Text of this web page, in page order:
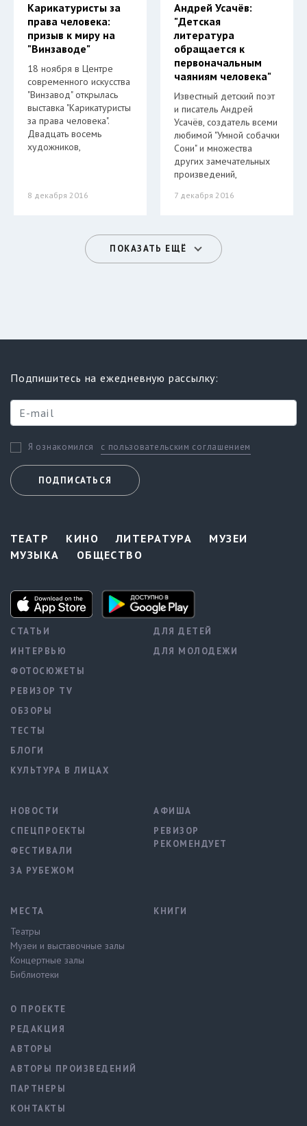
Карикатуристы за
права человека:
призыв к миру на
"Винзаводе"
18 ноября в Центре
современного искусства
"Винзавод" открылась
выставка "Карикатуристы
за права человека".
Двадцать восемь
художников,
8 декабря 2016
Андрей Усачёв:
"Детская
литература
обращается к
первоначальным
чаяниям человека"
Известный детский поэт
и писатель Андрей
Усачёв, создатель всеми
любимой "Умной собачки
Сони" и множества
других замечательных
произведений,
7 декабря 2016
ПОКАЗАТЬ ЕЩЁ
Подпишитесь на ежедневную рассылку:
Я ознакомился с пользовательским соглашением
ПОДПИСАТЬСЯ
ТЕАТР КИНО ЛИТЕРАТУРА
МУЗЕИ
МУЗЫКА
ОБЩЕСТВО
СТАТЬИ
ИНТЕРВЬЮ
ФОТОСЮЖЕТЫ
РЕВИЗОР TV
ОБЗОРЫ
ТЕСТЫ
БЛОГИ
КУЛЬТУРА В ЛИЦАХ
ДЛЯ ДЕТЕЙ
ДЛЯ МОЛОДЕЖИ
НОВОСТИ
СПЕЦПРОЕКТЫ
ФЕСТИВАЛИ
ЗА РУБЕЖОМ
АФИША
РЕВИЗОР
РЕКОМЕНДУЕТ
МЕСТА
Театры
Музеи и выставочные залы
Концертные залы
Библиотеки
КНИГИ
О ПРОЕКТЕ
РЕДАКЦИЯ
АВТОРЫ
АВТОРЫ ПРОИЗВЕДЕНИЙ
ПАРТНЕРЫ
КОНТАКТЫ